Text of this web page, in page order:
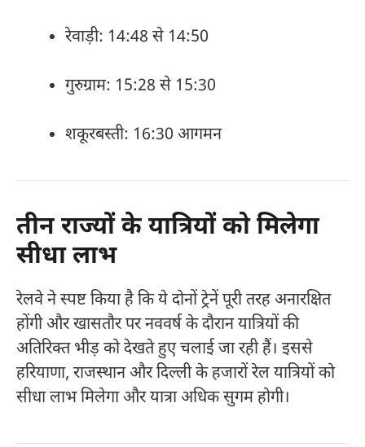
रेवाड़ी: 14:48 से 14:50
गुरुग्राम: 15:28 से 15:30
शकूरबस्ती: 16:30 आगमन
तीन राज्यों के यात्रियों को मिलेगा
सीधा लाभ
रेलवे ने स्पष्ट किया है कि ये दोनों ट्रेनें पूरी तरह अनारक्षित
होंगी और खासतौर पर नववर्ष के दौरान यात्रियों की
अतिरिक्त भीड़ को देखते हुए चलाई जा रही हैं। इससे
हरियाणा, राजस्थान और दिल्ली के हजारों रेल यात्रियों को
सीधा लाभ मिलेगा और यात्रा अधिक सुगम होगी।